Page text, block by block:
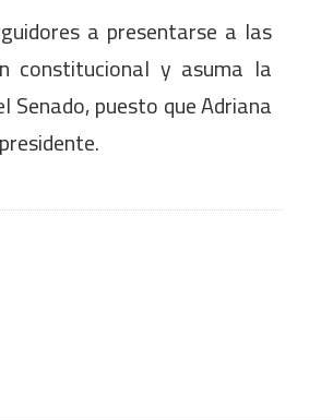
a presentarse a las
constitucional y asuma la
Senado, puesto que Adriana